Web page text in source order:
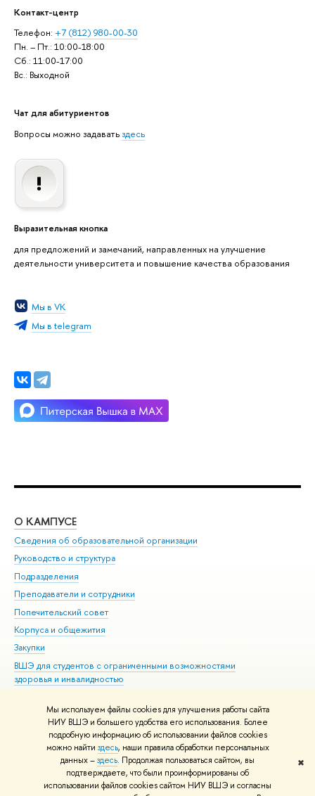
Мы используем файлы cookies для улучшения работы сайта
НИУ ВШЭ и большего удобства его использования. Более
подробную информацию об использовании файлов cookies
можно найти здесь, наши правила обработки персональных
данных –здесь. Продолжая пользоваться сайтом, вы
подтверждаете, что были проинформированы об
использовании файлов cookies сайтом НИУ ВШЭ и согласны
✖
Контакт-центр
Телефон: +7 (812) 980-00-30
Пн. – Пт.: 10:00-18:00
Сб.: 11:00-17:00
Вс.: Выходной
Чат для абитуриентов
Вопросы можно задаватьздесь
Выразительная кнопка
для предложений и замечаний, направленных на улучшение
деятельности университета и повышение качества образования
Мы в VK
Мы в telegram
О КАМПУСЕ
Сведения об образовательной организации
Руководство и структура
Подразделения
Преподаватели и сотрудники
Попечительский совет
Корпуса и общежития
Закупки
ВШЭ для студентов с ограниченными возможностями
здоровья и инвалидностью
Единая платежная страница
© НИУ ВШЭ 1993–2026 Адреса и контакты Условия использования